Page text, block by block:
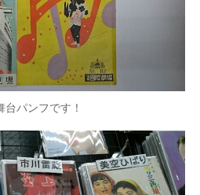
フです！